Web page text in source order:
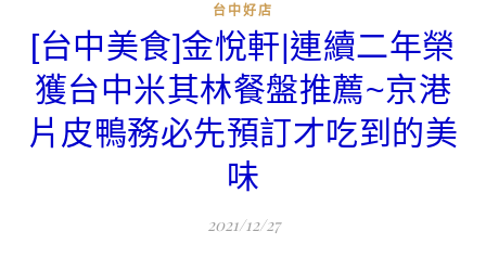
台中好店
[台中美食]金悅軒|連續二年榮
獲台中米其林餐盤推薦~京港
片皮鴨務必先預訂才吃到的美
味
2021/12/27